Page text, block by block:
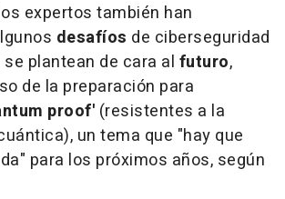
expertos también han
desafíos de ciberseguridad
plantean de cara al futuro,
de la preparación para
proof' (resistentes a la
un tema que "hay que
para los próximos años, según